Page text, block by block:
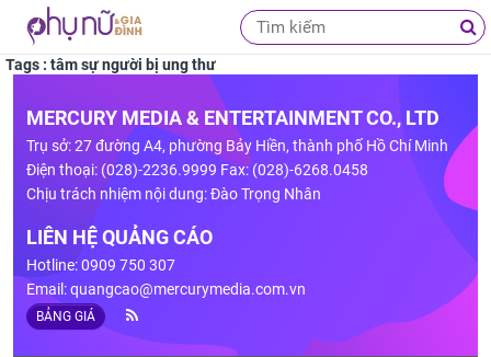
Tags : tâm sự người bị ung thư
MERCURY MEDIA & ENTERTAINMENT CO., LTD
Trụ sở: 27 đường A4, phường Bảy Hiền, thành phố Hồ Chí Minh
Điện thoại: (028)-2236.9999 Fax: (028)-6268.0458
Chịu trách nhiệm nội dung: Đào Trọng Nhân
LIÊN HỆ QUẢNG CÁO
Hotline: 0909 750 307
Email:quangcao@mercurymedia.com.vn
BẢNG GIÁ